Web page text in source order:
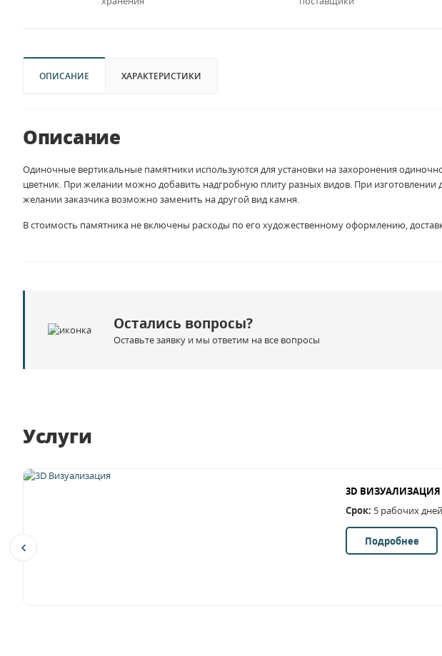
ОПИСАНИЕ ХАРАКТЕРИСТИКИ
Описание
Одиночные вертикальные памятники используются для установки на захоронения
цветник. При желании можно добавить надгробную плиту разных видов. При изготовлении
желании заказчика возможно заменить на другой вид камня.
В стоимость памятника не включены расходы по его художественному оформлению,
Остались вопросы?
Оставьте заявку и мы ответим на все вопросы
Услуги
3D ВИЗУАЛИЗАЦИЯ
Срок: 5 рабочих дней
Подробнее